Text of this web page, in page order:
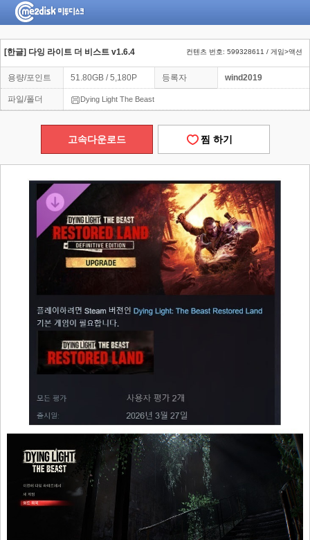
[한글] 다잉 라이트 더 비스트 v1.6.4 컨텐츠 번호: 599328611 / 게임>액션
용량/포인트 51.80GB / 5,180P 등록자 wind2019
파일/폴더 Dying Light The Beast
고속다운로드 찜 하기